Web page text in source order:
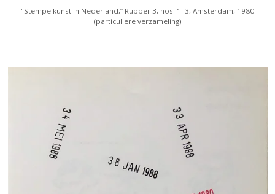
"Stempelkunst in Nederland,” Rubber 3, nos. 1–3, Amsterdam, 1980
(particuliere verzameling)